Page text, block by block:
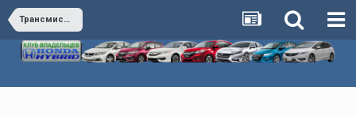
Трансмиссия